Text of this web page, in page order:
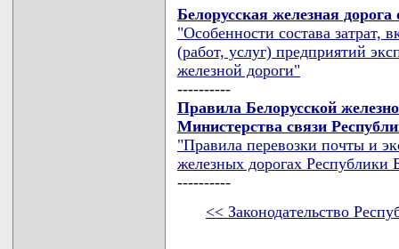
Белорусская железная
"Особенности состава затрат,
(работ, услуг) предприятий
железной дороги"
----------
Правила Белорусской
Министерства связи
"Правила перевозки почты и
железных дорогах Республики
----------
<< Законодательство